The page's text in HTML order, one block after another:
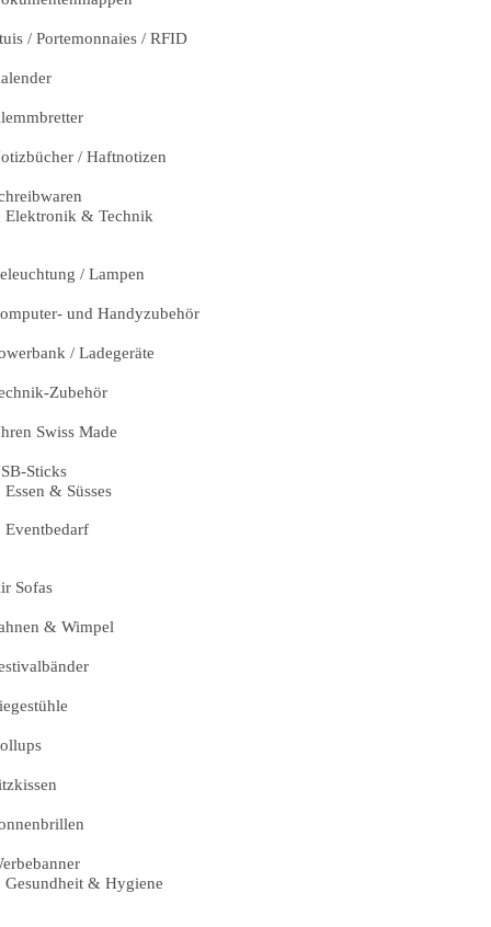
/ Portemonnaies / RFID
/ Haftnotizen
Elektronik & Technik
/ Lampen
und Handyzubehör
/ Ladegeräte
Zubehör
Swiss Made
Sticks
Essen & Süsses
Eventbedarf
Sofas
& Wimpel
Gesundheit & Hygiene